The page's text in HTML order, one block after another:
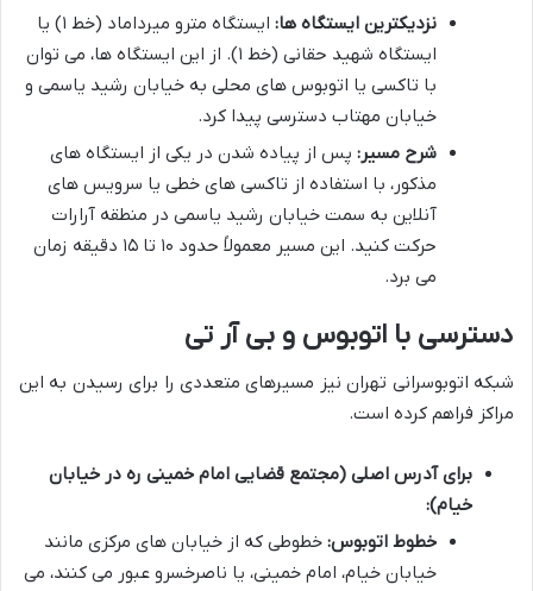
نزدیکترین ایستگاه ها:
ایستگاه مترو میرداماد (خط ۱) یا
ایستگاه شهید حقانی (خط ۱). از این ایستگاه ها، می توان
با تاکسی یا اتوبوس های محلی به خیابان رشید یاسمی و
خیابان مهتاب دسترسی پیدا کرد.
شرح مسیر: پس از پیاده شدن در یکی از ایستگاه های
مذکور، با استفاده از تاکسی های خطی یا سرویس های
آنلاین به سمت خیابان رشید یاسمی در منطقه آرارات
حرکت کنید. این مسیر معمولاً حدود ۱۰ تا ۱۵ دقیقه زمان
می برد.
دسترسی با اتوبوس و بی آر تی
شبکه اتوبوسرانی تهران نیز مسیرهای متعددی را برای رسیدن به این
مراکز فراهم کرده است.
برای آدرس اصلی (مجتمع قضایی امام خمینی ره در خیابان
خیام):
خطوط اتوبوس: خطوطی که از خیابان های مرکزی مانند
خیابان خیام، امام خمینی، یا ناصرخسرو عبور می کنند، می